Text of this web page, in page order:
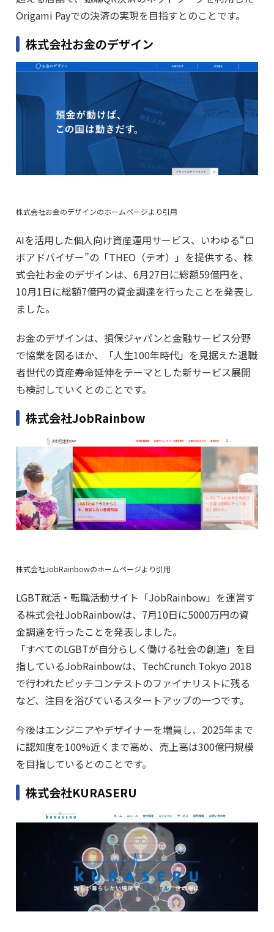
Origami Payでの決済の実現を目指すとのことです。
株式会社お金のデザイン
株式会社お金のデザインのホームページより引用
AIを活用した個人向け資産運用サービス、いわゆる“ロ
ボアドバイザー”の「THEO（テオ）」を提供する、株
式会社お金のデザインは、6月27日に総額59億円を、
10月1日に総額7億円の資金調達を行ったことを発表し
ました。
お金のデザインは、損保ジャパンと金融サービス分野
で協業を図るほか、「人生100年時代」を見据えた退職
者世代の資産寿命延伸をテーマとした新サービス展開
も検討していくとのことです。
株式会社JobRainbow
株式会社JobRainbowのホームページより引用
LGBT就活・転職活動サイト「JobRainbow」を運営す
る株式会社JobRainbowは、7月10日に5000万円の資
金調達を行ったことを発表しました。
「すべてのLGBTが自分らしく働ける社会の創造」を目
指しているJobRainbowは、TechCrunch Tokyo 2018
で行われたピッチコンテストのファイナリストに残る
など、注目を浴びているスタートアップの一つです。
今後はエンジニアやデザイナーを増員し、2025年まで
に認知度を100%近くまで高め、売上高は300億円規模
を目指しているとのことです。
株式会社KURASERU